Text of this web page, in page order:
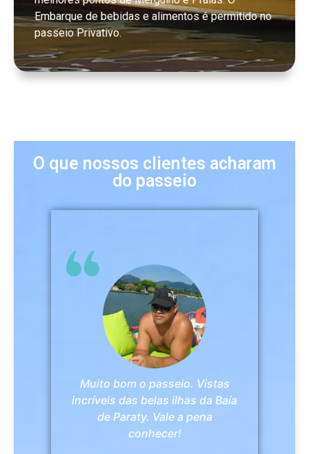
Embarque de bebidas e alimentos é permitido no
passeio Privativo.
O que nossos clientes acharam
do passeio
Muito bom o passeio. Vistas
incríveis das belas ilhas da Baía
de Paraty. Vale a pena
conhecer!